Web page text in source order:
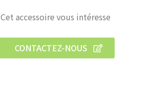
Cet accessoire vous intéresse
CONTACTEZ-NOUS